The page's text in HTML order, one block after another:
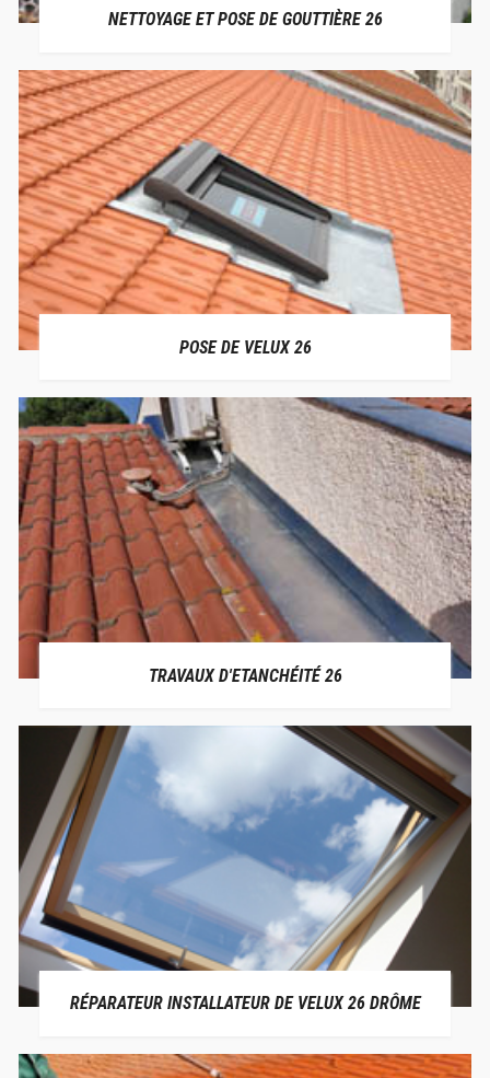
NETTOYAGE ET POSE DE GOUTTIÈRE 26
POSE DE VELUX 26
TRAVAUX D'ETANCHÉITÉ 26
RÉPARATEUR INSTALLATEUR DE VELUX 26 DRÔME